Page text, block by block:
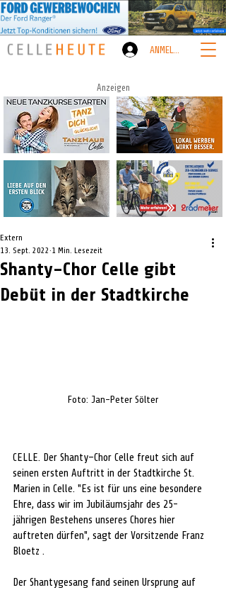
ANMELDEN
Anzeigen
Shanty–Chor Celle gibt
Debüt in der Stadtkirche
Extern
13. Sept. 2022 1 Min. Lesezeit
Foto: Jan-Peter Sölter
CELLE. Der Shanty–Chor Celle freut sich auf
seinen ersten Auftritt in der Stadtkirche St.
Marien in Celle. "Es ist für uns eine besondere
Ehre, dass wir im Jubiläumsjahr des 25-
jährigen Bestehens unseres Chores hier
auftreten dürfen", sagt der Vorsitzende Franz
Bloetz .
Der Shantygesang fand seinen Ursprung auf